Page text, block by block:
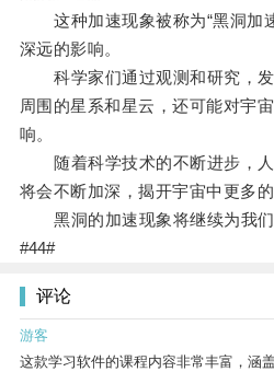
这种加速现象被称为“黑洞加
深远的影响。
科学家们通过观测和研究，发
周围的星系和星云，还可能对宇
响。
随着科学技术的不断进步，人
将会不断加深，揭开宇宙中更多的
黑洞的加速现象将继续为我们
#44#
评论
游客
这款学习软件的课程内容非常丰富，涵